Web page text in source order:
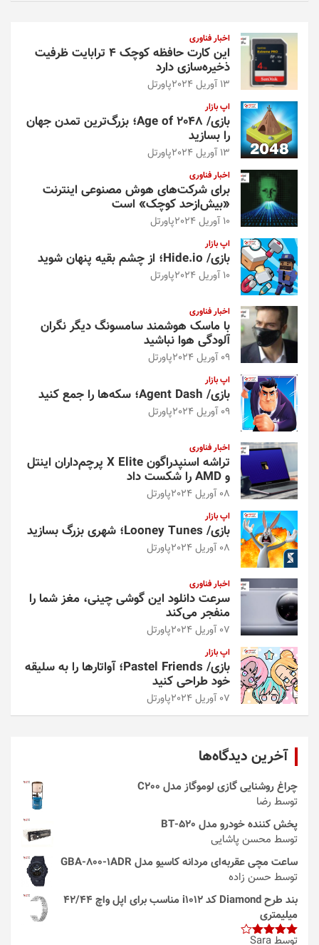
اخبار فناوری
این کارت حافظه کوچک ۴ ترابایت ظرفیت
ذخیره‌سازی دارد
13 آوریل 2024 پاورتل
اپ بازار
بازی/ Age of 2048؛ بزرگ‌ترین تمدن جهان
را بسازید
13 آوریل 2024 پاورتل
اخبار فناوری
برای شرکت‌های هوش مصنوعی اینترنت
«بیش‌از‌حد کوچک» است
10 آوریل 2024 پاورتل
اپ بازار
بازی/ Hide.io؛ از چشم بقیه پنهان شوید
10 آوریل 2024 پاورتل
اخبار فناوری
با ماسک هوشمند سامسونگ دیگر نگران
آلودگی هوا نباشید
09 آوریل 2024 پاورتل
اپ بازار
بازی/ Agent Dash؛ سکه‌ها را جمع کنید
09 آوریل 2024 پاورتل
اخبار فناوری
تراشه اسنپدراگون X Elite پرچم‌داران اینتل
و AMD را شکست داد
08 آوریل 2024 پاورتل
اپ بازار
بازی/ Looney Tunes؛ شهری بزرگ بسازید
08 آوریل 2024 پاورتل
اخبار فناوری
سرعت دانلود این گوشی چینی، مغز شما را
منفجر می‌کند
07 آوریل 2024 پاورتل
اپ بازار
بازی/ Pastel Friends؛ آواتارها را به سلیقه
خود طراحی کنید
07 آوریل 2024 پاورتل
آخرین دیدگاه‌ها
چراغ روشنایی گازی لوموگاز مدل C200
توسط رضا
پخش کننده خودرو مدل 520-BT
توسط محسن پاشایی
ساعت مچی عقربه‌ای مردانه کاسیو مدل GBA-800-1ADR
توسط حسن زاده
بند طرح Diamond کد i1012 مناسب برای اپل واچ 42/44
میلیمتری
توسط Sara